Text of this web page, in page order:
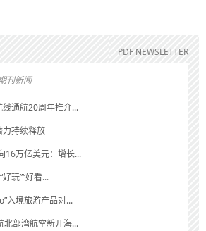
PDF NEWSLETTER
刊新闻
通航20周年推介...
力持续释放
16万亿美元：增长...
玩”“好看...
入境旅游产品对...
北部湾航空新开海...